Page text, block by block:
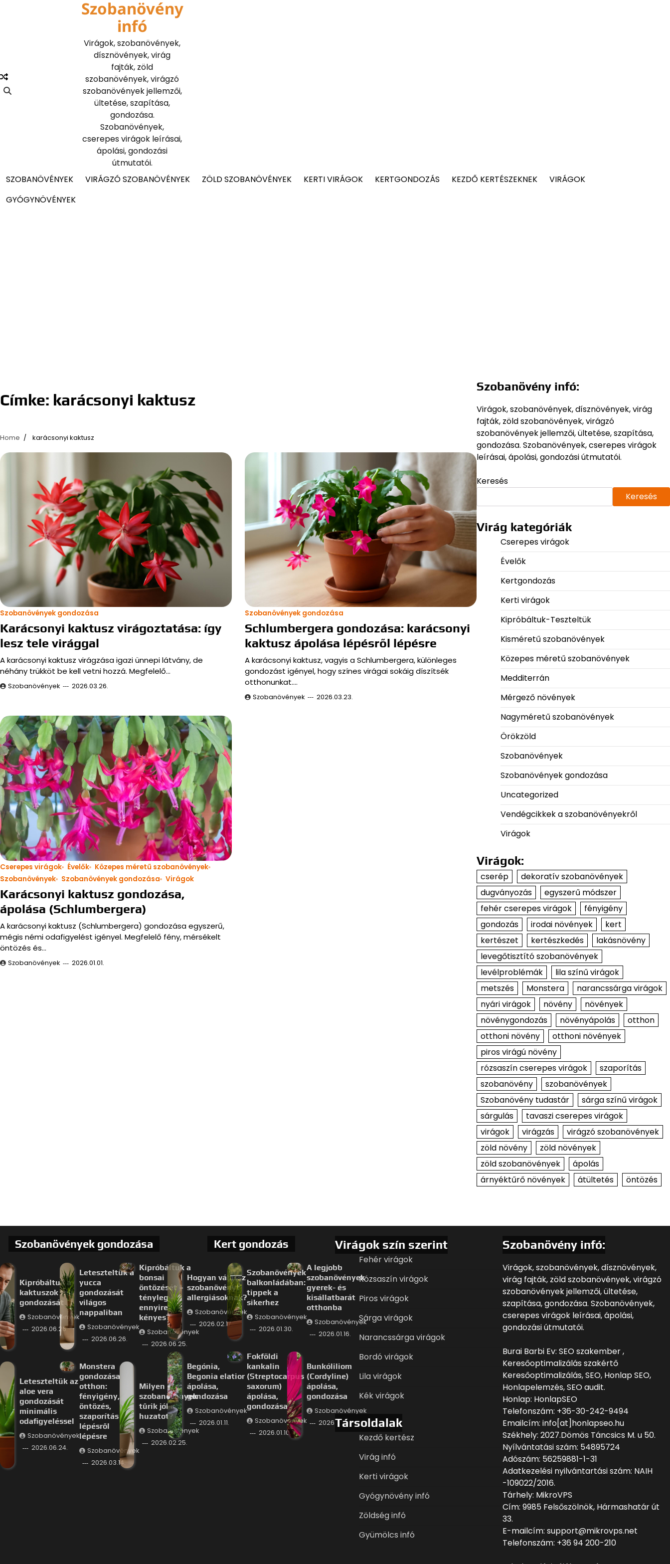
Szobanövény
infó
Virágok, szobanövények,
dísznövények, virág
fajták, zöld
szobanövények, virágzó
szobanövények jellemzői,
ültetése, szapítása,
gondozása.
Szobanövények,
cserepes virágok leírásai,
ápolási, gondozási
útmutatói.
SZOBANÖVÉNYEK
VIRÁGZÓ SZOBANÖVÉNYEK ZÖLD SZOBANÖVÉNYEK KERTI VIRÁGOK KERTGONDOZÁS KEZDŐ KERTÉSZEKNEK
VIRÁGOK
GYÓGYNÖVÉNYEK
Címke: karácsonyi kaktusz
Home karácsonyi kaktusz
Szobanövények gondozása
Karácsonyi kaktusz virágoztatása: így
lesz tele virággal
A karácsonyi kaktusz virágzása igazi ünnepi látvány, de
néhány trükköt be kell vetni hozzá. Megfelelő…
Szobanövények 2026.03.26.
Szobanövények gondozása
Schlumbergera gondozása: karácsonyi
kaktusz ápolása lépésről lépésre
A karácsonyi kaktusz, vagyis a Schlumbergera, különleges
gondozást igényel, hogy színes virágai sokáig díszítsék
otthonunkat.…
Szobanövények 2026.03.23.
Cserepes virágok Évelők
Közepes méretű szobanövények
Szobanövények
Szobanövények gondozása Virágok
Karácsonyi kaktusz gondozása,
ápolása (Schlumbergera)
A karácsonyi kaktusz (Schlumbergera) gondozása egyszerű,
mégis némi odafigyelést igényel. Megfelelő fény, mérsékelt
öntözés és…
Szobanövények 2026.01.01.
Szobanövény infó:
Virágok, szobanövények, dísznövények, virág
fajták, zöld szobanövények, virágzó
szobanövények jellemzői, ültetése, szapítása,
gondozása. Szobanövények, cserepes virágok
leírásai, ápolási, gondozási útmutatói.
Keresés
Keresés
Virág kategóriák
Cserepes virágok
Évelők
Kertgondozás
Kerti virágok
Kipróbáltuk-Teszteltük
Kisméretű szobanövények
Közepes méretű szobanövények
Medditerrán
Mérgező növények
Nagyméretű szobanövények
Örökzöld
Szobanövények
Szobanövények gondozása
Uncategorized
Vendégcikkek a szobanövényekről
Virágok
Virágok:
cserép
dekoratív szobanövények
dugványozás
egyszerű módszer
fehér cserepes virágok
fényigény
gondozás
irodai növények
kert
kertészet
kertészkedés
lakásnövény
levegőtisztító szobanövények
levélproblémák
lila színű virágok
metszés
Monstera
narancssárga virágok
nyári virágok
növény
növények
növénygondozás
növényápolás
otthon
otthoni növény
otthoni növények
piros virágú növény
rózsaszín cserepes virágok
szaporítás
szobanövény
szobanövények
Szobanövény tudastár
sárga színű virágok
sárgulás
tavaszi cserepes virágok
virágok
virágzás
virágzó szobanövények
zöld növény
zöld növények
zöld szobanövények
ápolás
árnyéktűrő növények
átültetés öntözés
Szobanövények gondozása
Kipróbáltuk a
kaktuszok téli
gondozását
Szobanövények
2026.06.26.
Leteszteltük a
yucca
gondozását
világos
nappaliban
Szobanövények
2026.06.26.
Kipróbáltuk a
bonsai
öntözését –
tényleg
ennyire
kényes?
Szobanövények
2026.06.25.
Leteszteltük az
aloe vera
gondozását
minimális
odafigyeléssel
Szobanövények
2026.06.24.
Monstera
gondozása
otthon:
fényigény,
öntözés,
szaporítás
lépésről
lépésre
Szobanövények
2026.03.14.
Milyen
szobanövények
tűrik jól a
huzatot?
Szobanövények
2026.02.25.
Kert gondozás
Hogyan válassz
szobanövényt
allergiásoknak?
Szobanövények
2026.02.17.
Szobanövények
balkonládában:
tippek a
sikerhez
Szobanövények
2026.01.30.
A legjobb
szobanövények
gyerek- és
kisállatbarát
otthonba
Szobanövények
2026.01.16.
Begónia,
Begonia elatior
ápolása,
gondozása
Szobanövények
2026.01.11.
Fokföldi
kankalin
(Streptocarpus
saxorum)
ápolása,
gondozása
Szobanövények
2026.01.10.
Bunkóliliom
(Cordyline)
ápolása,
gondozása
Szobanövények
2026.01.09.
Virágok szín szerint
Fehér virágok
Rózsaszín virágok
Piros virágok
Sárga virágok
Narancssárga virágok
Bordó virágok
Lila virágok
Kék virágok
Társoldalak
Kezdő kertész
Virág infó
Kerti virágok
Gyógynövény infó
Zöldség infó
Gyümölcs infó
Szobanövény infó:
Virágok, szobanövények, dísznövények,
virág fajták, zöld szobanövények, virágzó
szobanövények jellemzői, ültetése,
szapítása, gondozása. Szobanövények,
cserepes virágok leírásai, ápolási,
gondozási útmutatói.
Burai Barbi Ev: SEO szakember ,
Keresőoptimalizálás szakértő
Keresőoptimalizálás, SEO, Honlap SEO,
Honlapelemzés, SEO audit.
Honlap: HonlapSEO
Telefonszám: +36-30-242-9494
Emailcím: info[at]honlapseo.hu
Székhely: 2027.Dömös Táncsics M. u 50.
Nyílvántatási szám: 54895724
Adószám: 56259881-1-31
Adatkezelési nyilvántartási szám: NAIH
-109022/2016.
Tárhely: MikroVPS
Cím: 9985 Felsőszölnök, Hármashatár út
33.
E-mailcím: support@mikrovps.net
Telefonszám: +36 94 200-210